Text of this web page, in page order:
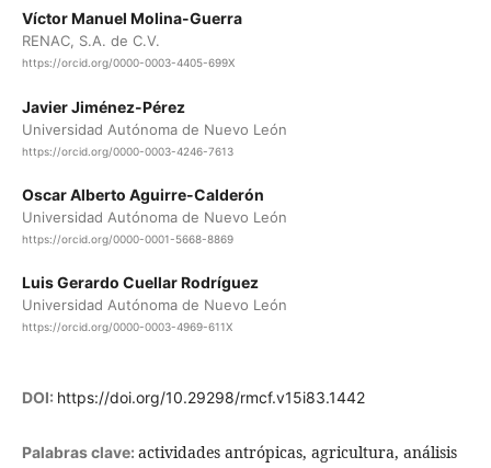
Víctor Manuel Molina-Guerra
RENAC, S.A. de C.V.
https://orcid.org/0000-0003-4405-699X
Javier Jiménez-Pérez
Universidad Autónoma de Nuevo León
https://orcid.org/0000-0003-4246-7613
Oscar Alberto Aguirre-Calderón
Universidad Autónoma de Nuevo León
https://orcid.org/0000-0001-5668-8869
Luis Gerardo Cuellar Rodríguez
Universidad Autónoma de Nuevo León
https://orcid.org/0000-0003-4969-611X
DOI: https://doi.org/10.29298/rmcf.v15i83.1442
Palabras clave: actividades antrópicas, agricultura, análisis